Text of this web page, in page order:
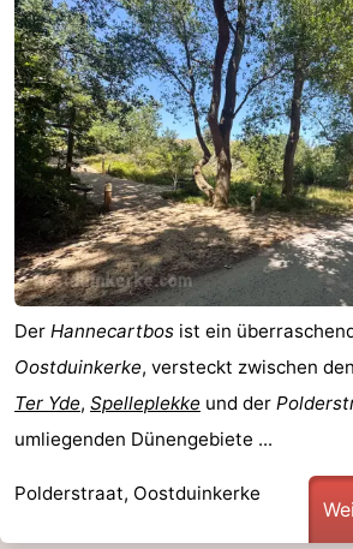
Der Hannecartbos ist ein
Oostduinkerke, versteckt zwischen den
Ter Yde, Spelleplekke und der
umliegenden Dünengebiete ...
Polderstraat, Oostduinkerke